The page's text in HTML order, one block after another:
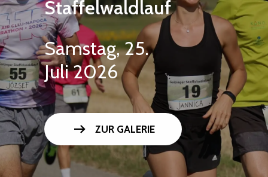
Staffelwaldlauf
Samstag, 25.
Juli 2026
arrow_right_alt ZUR GALERIE